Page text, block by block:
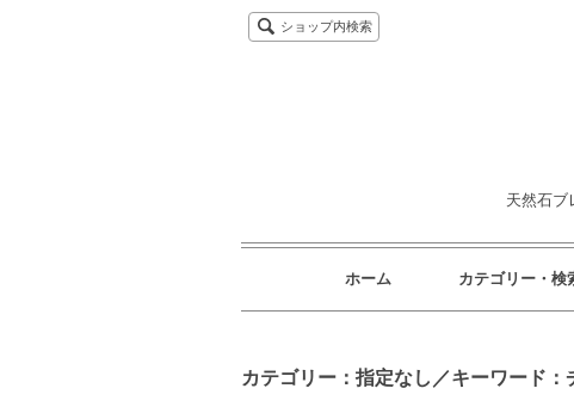
ショップ内検索
天然石ブ
ホーム カテゴリー・検
カテゴリー：指定なし／キーワード